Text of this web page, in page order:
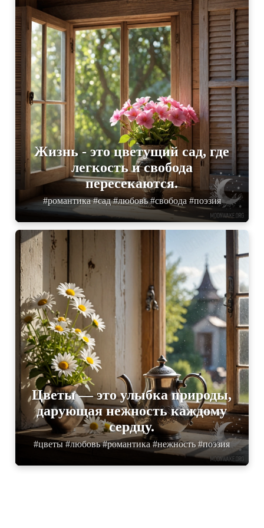
Жизнь - это цветущий сад, где
легкость и свобода
пересекаются.
#романтика #сад #любовь #свобода #поэзия
Цветы — это улыбка природы,
дарующая нежность каждому
сердцу.
#цветы #любовь #романтика #нежность #поэзия